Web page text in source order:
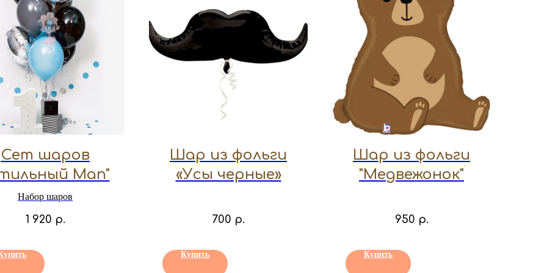
Сет шаров
Man"
Набор шаров
1 920 р.
Шар из фольги
«Усы черные»
700 р.
Купить
Шар из фольги
"Медвежонок"
950 р.
Купить